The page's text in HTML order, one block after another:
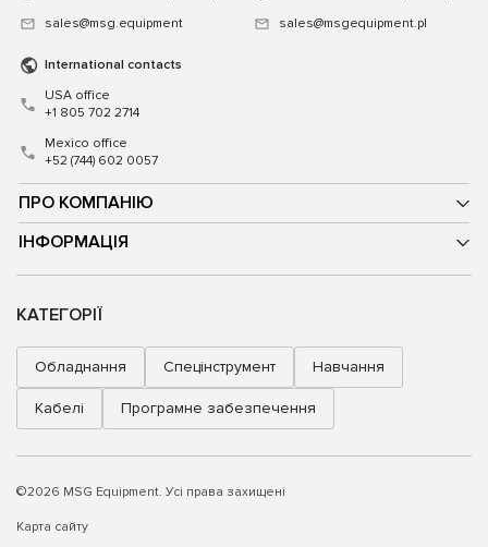
ПРО КОМПАНІЮ
ІНФОРМАЦІЯ
sales@msg.equipment
sales@msgequipment.pl
International contacts
USA office
+1 805 702 2714
Mexico office
+52 (744) 602 0057
КАТЕГОРІЇ
Обладнання Спецінструмент Навчання
Кабелі Програмне забезпечення
©2026 MSG Equipment. Усі права захищені
Карта сайту